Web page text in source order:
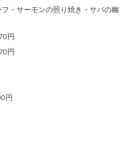
・サーモンの照り焼き・サバの幽
円
円
円